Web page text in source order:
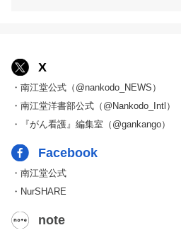
X
・南江堂公式（@nankodo_NEWS）
・南江堂洋書部公式（@Nankodo_Intl）
・『がん看護』編集室（@gankango）
Facebook
・南江堂公式
・NurSHARE
note